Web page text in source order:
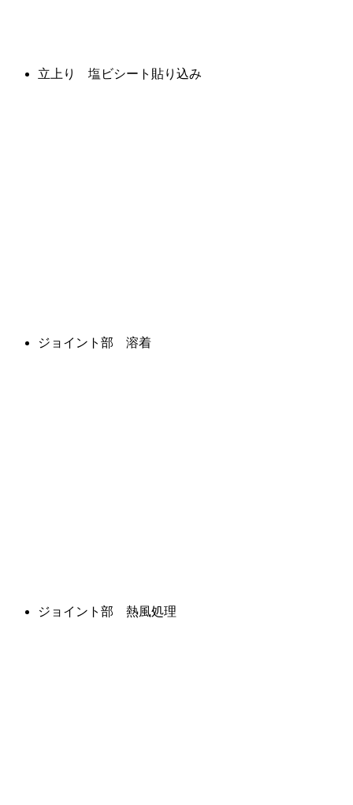
立上り 塩ビシート貼り込み
ジョイント部 溶着
ジョイント部 熱風処理